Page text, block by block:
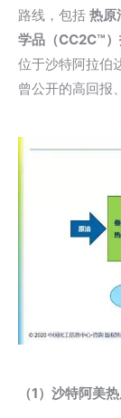
路线，包括 热原
学品（CC2C™
位于沙特阿拉伯
曾公开的高回报
（1）沙特阿美